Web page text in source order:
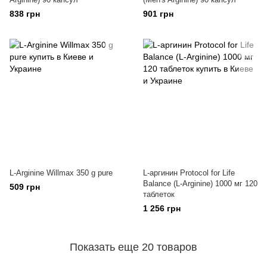
838 грн 901 грн
L-Arginine Willmax 350 g pure
509 грн
L-аргинин Protocol for Life
Balance (L-Arginine) 1000 мг 120
таблеток
1 256 грн
Показать еще 20 товаров